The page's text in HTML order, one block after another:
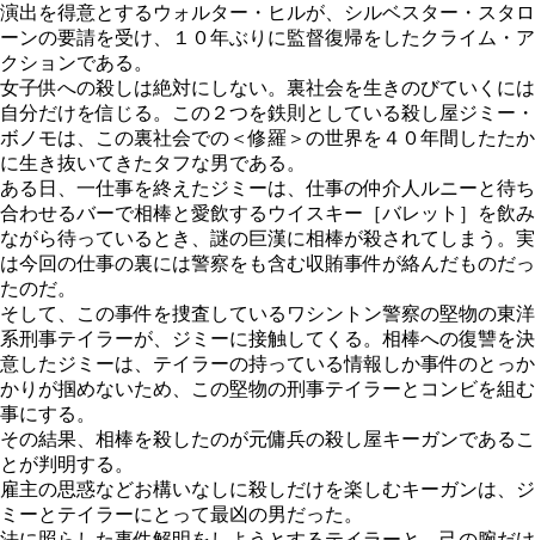
演出を得意とするウォルター・ヒルが、シルベスター・スタロ
ーンの要請を受け、１０年ぶりに監督復帰をしたクライム・ア
クションである。
女子供への殺しは絶対にしない。裏社会を生きのびていくには
自分だけを信じる。この２つを鉄則としている殺し屋ジミー・
ボノモは、この裏社会での＜修羅＞の世界を４０年間したたか
に生き抜いてきたタフな男である。
ある日、一仕事を終えたジミーは、仕事の仲介人ルニーと待ち
合わせるバーで相棒と愛飲するウイスキー［バレット］を飲み
ながら待っているとき、謎の巨漢に相棒が殺されてしまう。実
は今回の仕事の裏には警察をも含む収賄事件が絡んだものだっ
たのだ。
そして、この事件を捜査しているワシントン警察の堅物の東洋
系刑事テイラーが、ジミーに接触してくる。相棒への復讐を決
意したジミーは、テイラーの持っている情報しか事件のとっか
かりが掴めないため、この堅物の刑事テイラーとコンビを組む
事にする。
その結果、相棒を殺したのが元傭兵の殺し屋キーガンであるこ
とが判明する。
雇主の思惑などお構いなしに殺しだけを楽しむキーガンは、ジ
ミーとテイラーにとって最凶の男だった。